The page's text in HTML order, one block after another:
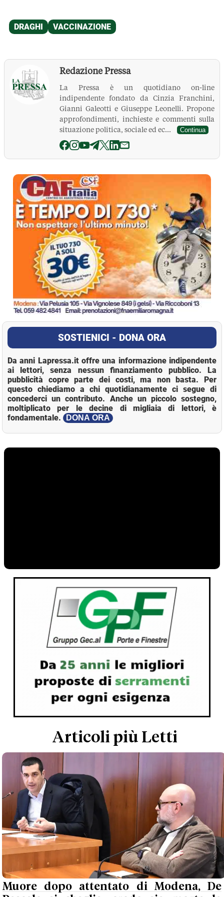
Redazione Pressa
La Pressa è un quotidiano on-line
indipendente fondato da Cinzia Franchini,
Gianni Galeotti e Giuseppe Leonelli. Propone
approfondimenti, inchieste e commenti sulla
situazione politica, sociale ed ec...
Continua
La Pressa
SOSTIENICI - DONA ORA
Da anni Lapressa.it offre una informazione indipendente
ai lettori, senza nessun finanziamento pubblico. La
pubblicità copre parte dei costi, ma non basta. Per
questo chiediamo a chi quotidianamente ci segue di
concederci un contributo. Anche un piccolo sostegno,
moltiplicato per le decine di migliaia di lettori, è
fondamentale.
DONA ORA
Articoli più Letti
Muore dopo attentato di Modena, De